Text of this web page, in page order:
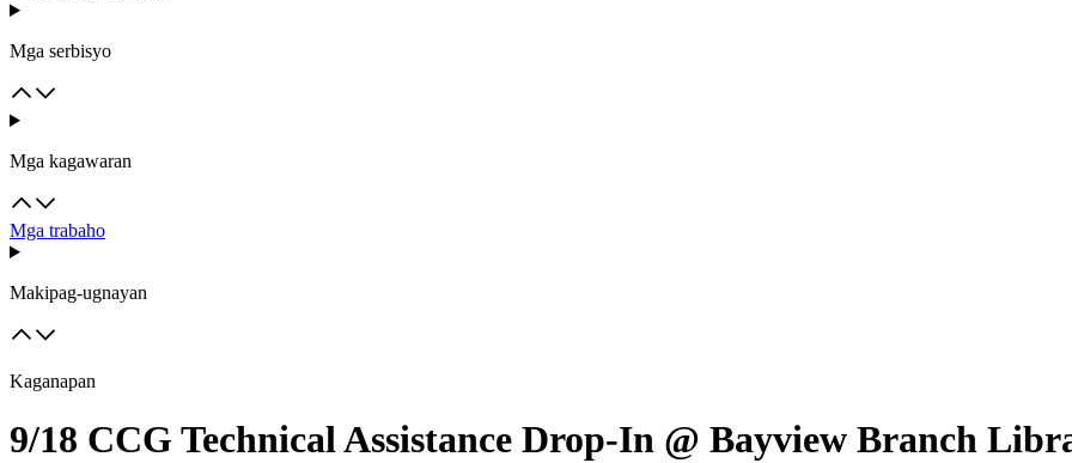
Mga serbisyo
Mga kagawaran
Mga trabaho
Makipag-ugnayan
Kaganapan
9/18 CCG Technical Assistance Drop-In @ Bayview Branch